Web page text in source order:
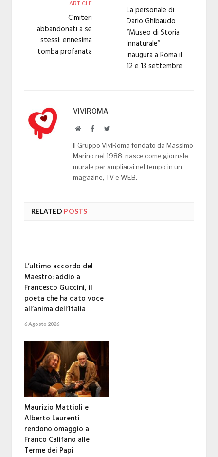
ARTICLE
Cimiteri
abbandonati a se
stessi: ennesima
tomba profanata
La personale di
Dario Ghibaudo
“Museo di Storia
Innaturale”
inaugura a Roma il
12 e 13 settembre
VIVIROMA
WebsiteFacebookTwitter
Il Gruppo ViviRoma fondato da Massimo
Marino nel 1988, nasce come giornale
murale per ampliarsi nel tempo in un
magazine, TV e WEB.
RELATED POSTS
L’ultimo accordo del
Maestro: addio a
Francesco Guccini, il
poeta che ha dato voce
all’anima dell’Italia
6 Agosto 2026
Maurizio Mattioli e
Alberto Laurenti
rendono omaggio a
Franco Califano alle
Terme dei Papi